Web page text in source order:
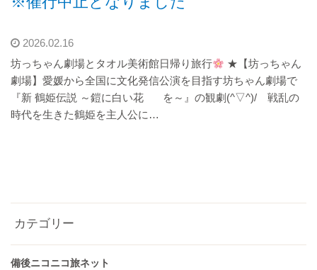
2026.02.16
坊っちゃん劇場とタオル美術館日帰り旅行
★【坊っちゃん
劇場】愛媛から全国に文化発信公演を目指す坊ちゃん劇場で
『新 鶴姫伝説 ～鎧に白い花 を～』の観劇(^▽^)/ 戦乱の
時代を生きた鶴姫を主人公に…
カテゴリー
備後ニコニコ旅ネット